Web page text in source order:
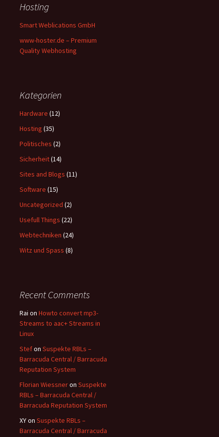
Hosting
Smart Weblications GmbH
www-hoster.de – Premium
Quality Webhosting
Kategorien
Hardware (12)
Hosting (35)
Politisches (2)
Sicherheit(14)
Sites and Blogs (11)
Software (15)
Uncategorized (2)
Usefull Things (22)
Webtechniken (24)
Witz und Spass (8)
Recent Comments
Rai on Howto convert mp3-
Streams to aac+ Streams in
Linux
Stefon Suspekte RBLs –
Barracuda Central / Barracuda
Reputation System
Florian Wiessneron Suspekte
RBLs – Barracuda Central /
Barracuda Reputation System
XYon Suspekte RBLs –
Barracuda Central / Barracuda